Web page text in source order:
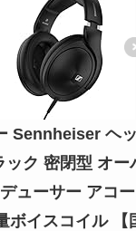
Sennheiser ヘ
ック 密閉型 オー
ューサー アコ
ボイスコイル 【